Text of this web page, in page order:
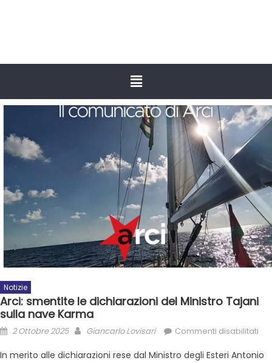
Notizie
Arci: smentite le dichiarazioni del Ministro Tajani
sulla nave Karma
2 Ottobre 2025 Giancarlo Lovisari Commenti disabilitati
In merito alle dichiarazioni rese dal Ministro degli Esteri Antonio